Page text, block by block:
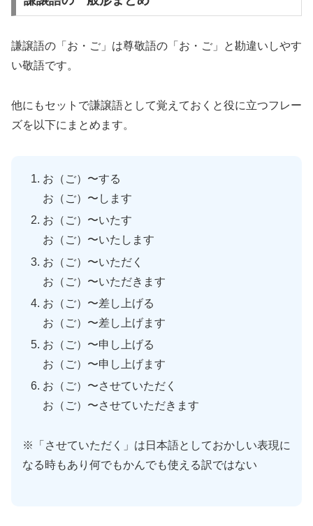
謙譲語の「お・ご」は尊敬語の「お・ご」と勘違いしやす
い敬語です。
他にもセットで謙譲語として覚えておくと役に立つフレー
ズを以下にまとめます。
お（ご）〜する
お（ご）〜します
お（ご）〜いたす
お（ご）〜いたします
お（ご）〜いただく
お（ご）〜いただきます
お（ご）〜差し上げる
お（ご）〜差し上げます
お（ご）〜申し上げる
お（ご）〜申し上げます
お（ご）〜させていただく
お（ご）〜させていただきます
※「させていただく」は日本語としておかしい表現に
なる時もあり何でもかんでも使える訳ではない